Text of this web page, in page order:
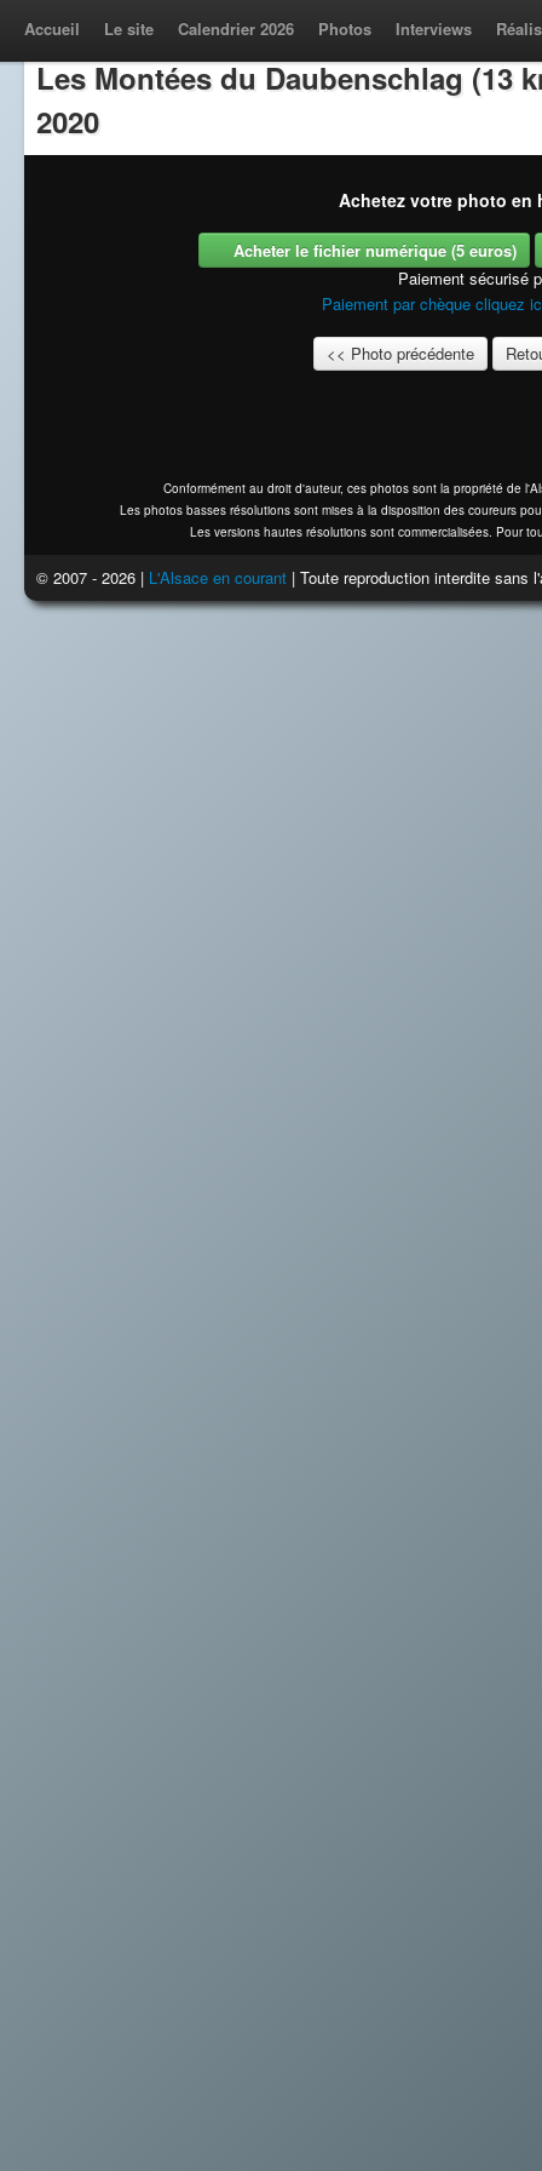
Accueil Le site Calendrier 2026 Photos Interviews
Les Montées du Daubenschlag (13
2020
Achetez votre photo en
Acheter le fichier numérique (5 euros)
Paiement sécurisé
Paiement par chèque cliquez
<< Photo précédente
Conformément au droit d'auteur, ces photos sont la propriété de
Les photos basses résolutions sont mises à la disposition des coureurs
Les versions hautes résolutions sont commercialisées. Pour
© 2007 - 2026 | L'Alsace en courant | Toute reproduction interdite sans